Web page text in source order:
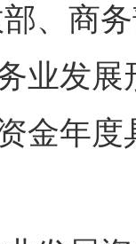
商务
业发
金年